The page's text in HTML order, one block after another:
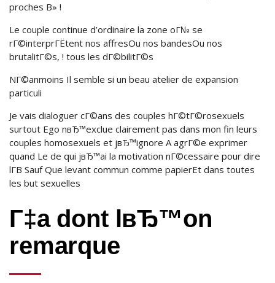
proches В» !
Le couple continue d’ordinaire la zone oГ№ se
rГ©interprГЁtent nos affresOu nos bandesOu nos
brutalitГ©s, ! tous les dГ©bilitГ©s
NГ©anmoins Il semble si un beau atelier de expansion
particuli
Je vais dialoguer cГ©ans des couples hГ©tГ©rosexuels
surtout Ego nвЂ™exclue clairement pas dans mon fin leurs
couples homosexuels et jвЂ™ignore A agrГ©e exprimer
quand Le de qui jвЂ™ai la motivation nГ©cessaire pour dire
lГ­В Sauf Que levant commun comme papierEt dans toutes
les but sexuelles
Г‡a dont lвЂ™on
remarque